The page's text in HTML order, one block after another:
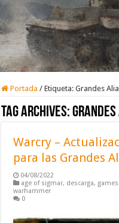
Portada / Etiqueta:Grandes
Tag Archives:
Warcry –
para las Grandes
04/08/2022
age of sigmar, descarga,
warhammer
0